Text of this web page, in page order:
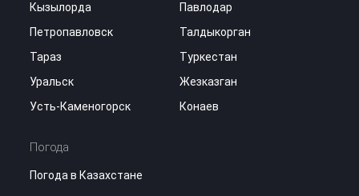
Кызылорда
Павлодар
Петропавловск
Талдыкорган
Тараз
Туркестан
Уральск
Жезказган
Усть-Каменогорск
Конаев
Погода
Погода в Казахстане